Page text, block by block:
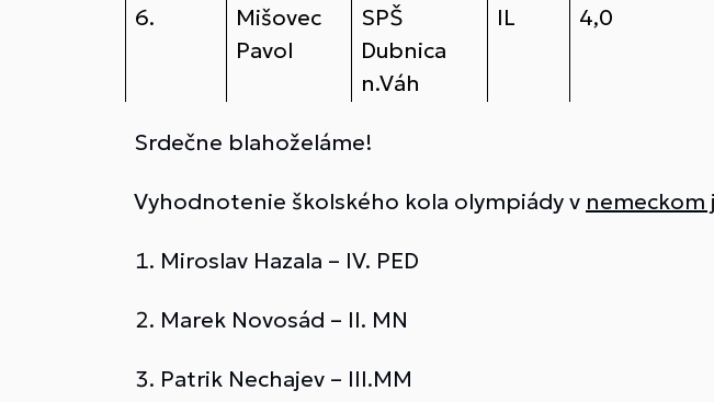
6.
Mišovec
Pavol
SPŠ
Dubnica
n.Váh
IL 4,0
Srdečne blahoželáme!
Vyhodnotenie školského kola olympiády v nemeckom
Miroslav Hazala – IV. PED
Marek Novosád – II. MN
Patrik Nechajev – III.MM